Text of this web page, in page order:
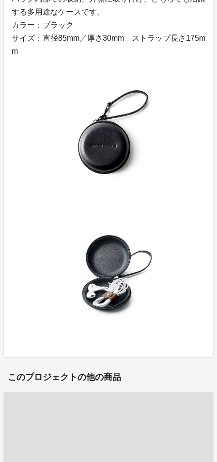
する多用途なケースです。
カラー：ブラック
サイズ：直径85mm／厚さ30mm ストラップ長さ175m
m
このプロジェクトの他の商品